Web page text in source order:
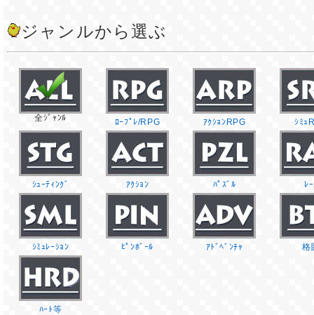
ジャンルから選ぶ
全ｼﾞｬﾝﾙ ﾛｰﾌﾟﾚ/RPG ｱｸｼｮﾝRPG ｼﾐｭ
ｼｭｰﾃｨﾝｸﾞ ｱｸｼｮﾝ ﾊﾟｽﾞﾙ ﾚ
ｼﾐｭﾚｰｼｮﾝ ﾋﾟﾝﾎﾞｰﾙ ｱﾄﾞﾍﾞﾝﾁｬ 格
ﾊｰﾄ等